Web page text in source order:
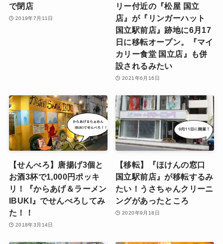
で閉店
2019年7月11日
リー付近の『松屋 国立
店』が『リンガーハット
国立駅前店』跡地に6月17
日に移転オープン。『マイ
カリー食堂 国立店』も併
設されるみたい
2021年6月16日
【せんべろ】唐揚げ3個と
お酒3杯で1,000円ポッキ
リ！『からあげ＆ラーメン
IBUKI』でせんべろしてみ
た！！
2018年3月14日
【移転】『ほけんの窓口
国立駅前店』が移転するみ
たい！うさちゃんクリーニ
ングがあったところ
2020年9月18日